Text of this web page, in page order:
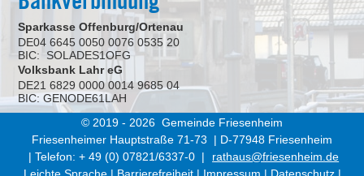
Sparkasse Offenburg/Ortenau
DE04 6645 0050 0076 0535 20
BIC: SOLADES1OFG
Volksbank Lahr eG
DE21 6829 0000 0014 9685 04
BIC: GENODE61LAH
© 2019 - 2026 Gemeinde Friesenheim
Friesenheimer Hauptstraße 71-73 | D-77948 Friesenheim
| Telefon: + 49 (0) 07821/6337-0 |
rathaus@friesenheim.de